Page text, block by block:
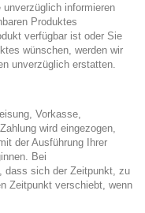
informieren
Produktes
verfügbar ist oder Sie
wünschen, werden wir
unverzüglich erstatten.
Vorkasse,
wird eingezogen,
der Ausführung Ihrer
Bei
dass sich der Zeitpunkt, zu
Zeitpunkt verschiebt, wenn